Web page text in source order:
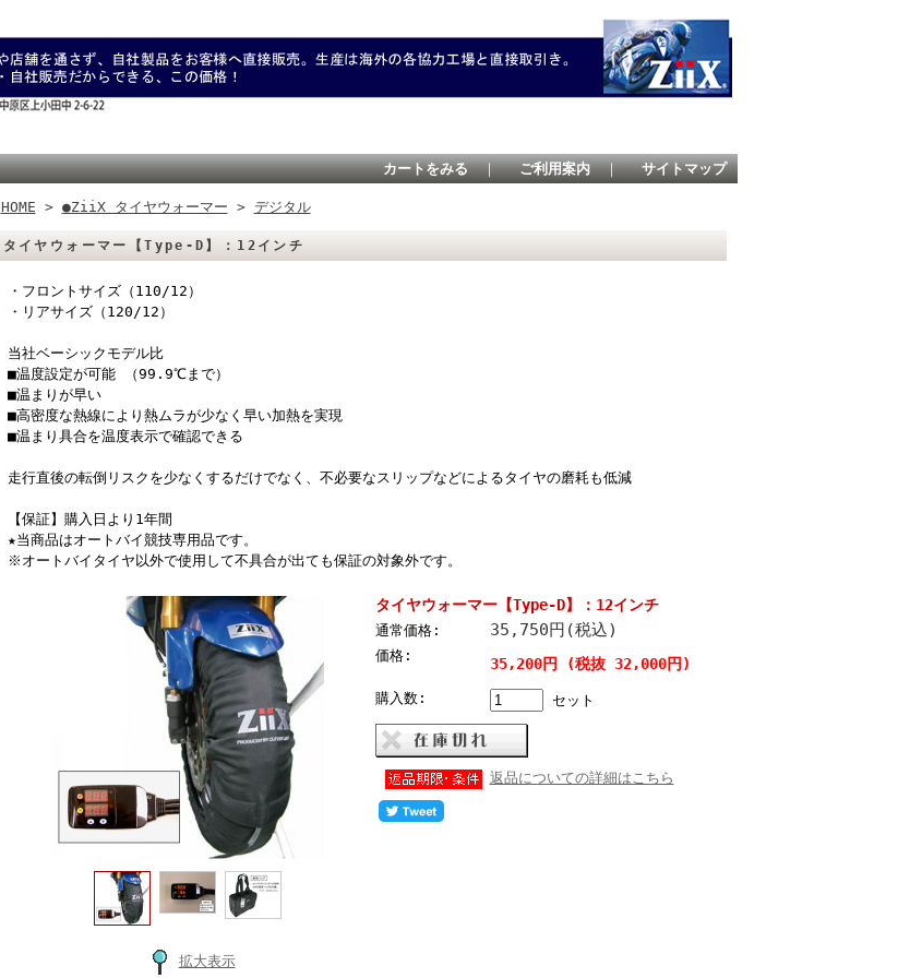
カートをみる ｜ ご利用案内 ｜ サイトマップ
HOME > ●ZiiX タイヤウォーマー > デジタル
タイヤウォーマー【Type-D】：12インチ
・フロントサイズ（110/12）
・リアサイズ（120/12）
当社ベーシックモデル比
■温度設定が可能 （99.9℃まで）
■温まりが早い
■高密度な熱線により熱ムラが少なく早い加熱を実現
■温まり具合を温度表示で確認できる
走行直後の転倒リスクを少なくするだけでなく、不必要なスリップなどによるタイヤの磨耗も低減
【保証】購入日より1年間
★当商品はオートバイ競技専用品です。
※オートバイタイヤ以外で使用して不具合が出ても保証の対象外です。
拡大表示
タイヤウォーマー【Type-D】：12インチ
通常価格: 35,750円(税込)
価格: 35,200円 (税抜 32,000円)
購入数: セット
返品についての詳細はこちら